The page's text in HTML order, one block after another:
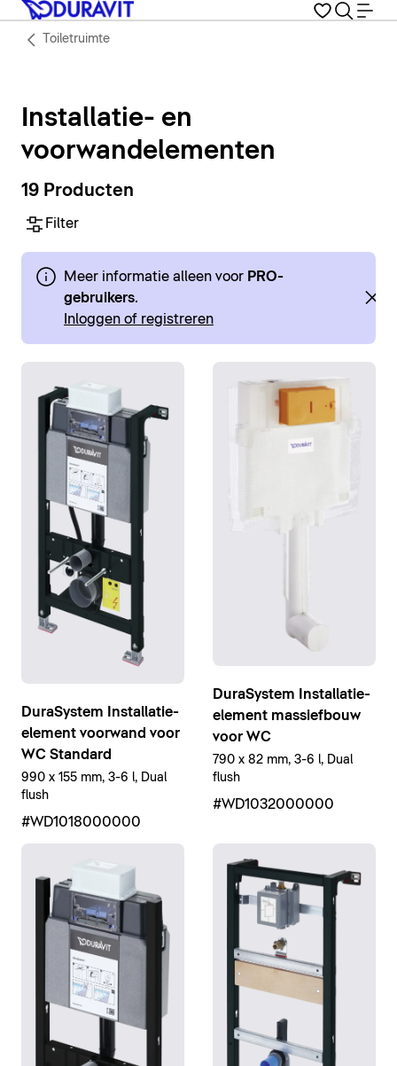
Toiletruimte
Installatie- en
voorwandelementen
19 Producten
Filter
Meer informatie alleen voor PRO-
gebruikers.
Inloggen of registreren
DuraSystem Installatie-
element voorwand voor
WC Standard
990 x 155 mm, 3-6 l, Dual
flush
#WD1018000000
DuraSystem Installatie-
element massiefbouw
voor WC
790 x 82 mm, 3-6 l, Dual
flush
#WD1032000000